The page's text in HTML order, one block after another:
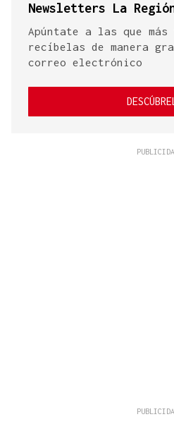
Newsletters La
Apúntate a las que
recíbelas de manera
correo electrónico